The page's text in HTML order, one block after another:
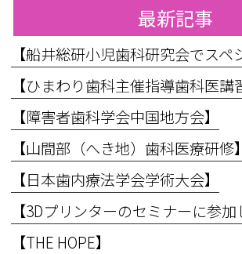
最新記事
【ひまわり歯科主催指導歯科医講
【障害者歯科学会中国地方会】
【山間部（へき地）歯科医療研修】
【日本歯内療法学会学術大会】
【3Dプリンターのセミナーに参加
【THE HOPE】